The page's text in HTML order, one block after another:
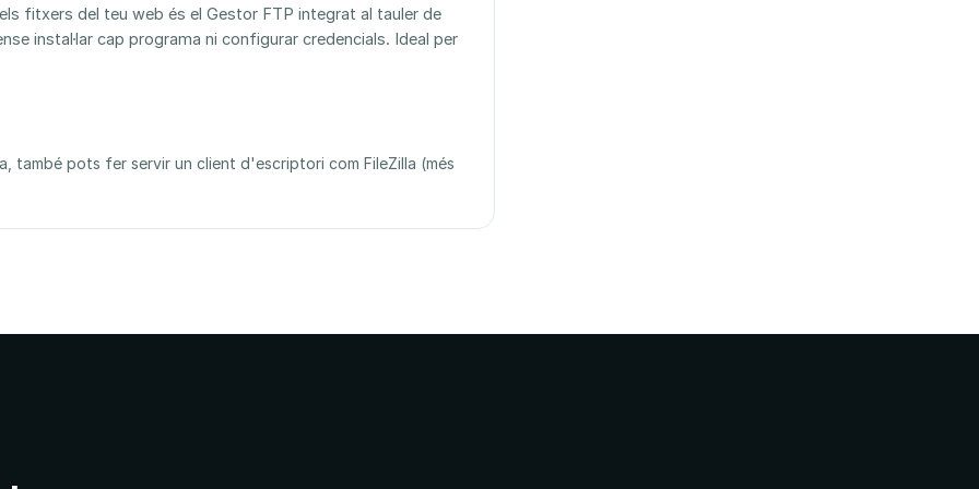
fitxers del teu web és el Gestor FTP integrat al tauler de
instal·lar cap programa ni configurar credencials. Ideal per
també pots fer servir un client d'escriptori com FileZilla (més